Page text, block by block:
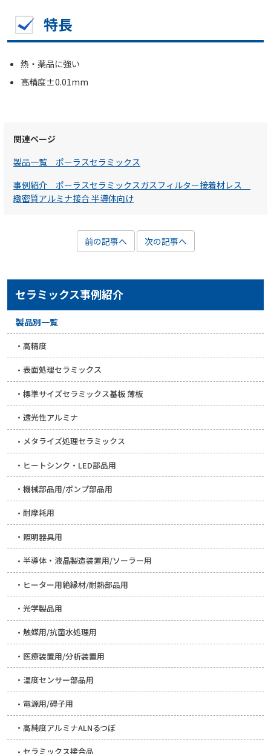
特長
熱・薬品に強い
高精度±0.01mm
関連ページ
製品一覧 ポーラスセラミックス
事例紹介 ポーラスセラミックスガスフィルター接着材レス
緻密質アルミナ接合 半導体向け
前の記事へ 次の記事へ
セラミックス事例紹介
製品別一覧
高精度
表面処理セラミックス
標準サイズセラミックス基板 薄板
透光性アルミナ
メタライズ処理セラミックス
ヒートシンク・LED部品用
機械部品用/ポンプ部品用
耐摩耗用
照明器具用
半導体・液晶製造装置用/ソーラー用
ヒーター用絶縁材/耐熱部品用
光学製品用
触媒用/抗菌水処理用
医療装置用/分析装置用
温度センサー部品用
電源用/碍子用
高純度アルミナALNるつぼ
セラミックス接合品